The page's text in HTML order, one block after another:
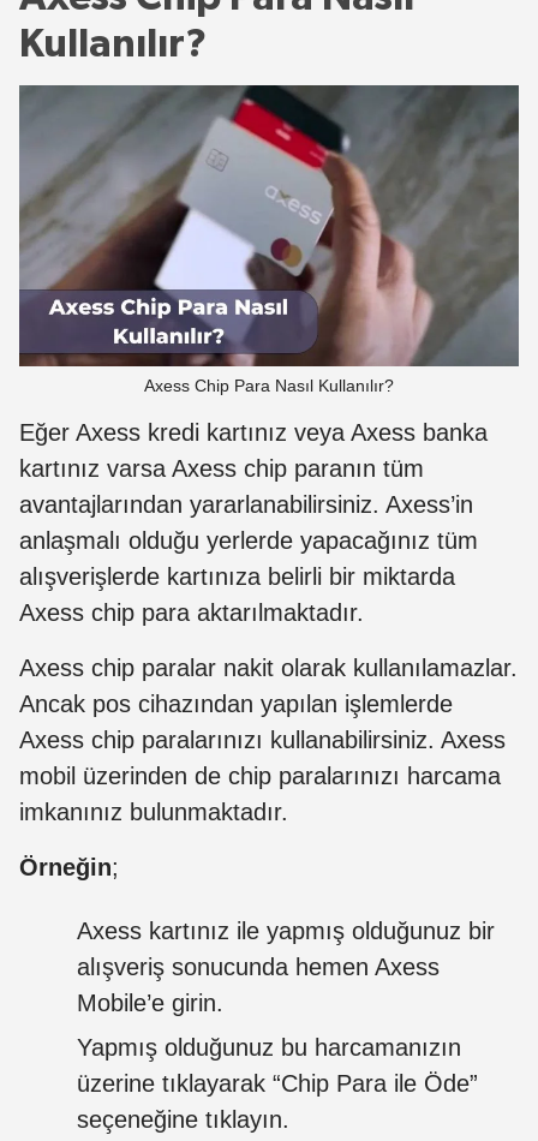
Kullanılır?
Axess Chip Para Nasıl Kullanılır?
Eğer Axess kredi kartınız veya Axess banka
kartınız varsa Axess chip paranın tüm
avantajlarından yararlanabilirsiniz. Axess’in
anlaşmalı olduğu yerlerde yapacağınız tüm
alışverişlerde kartınıza belirli bir miktarda
Axess chip para aktarılmaktadır.
Axess chip paralar nakit olarak kullanılamazlar.
Ancak pos cihazından yapılan işlemlerde
Axess chip paralarınızı kullanabilirsiniz. Axess
mobil üzerinden de chip paralarınızı harcama
imkanınız bulunmaktadır.
Örneğin;
Axess kartınız ile yapmış olduğunuz bir
alışveriş sonucunda hemen Axess
Mobile’e girin.
Yapmış olduğunuz bu harcamanızın
üzerine tıklayarak “Chip Para ile Öde”
seçeneğine tıklayın.